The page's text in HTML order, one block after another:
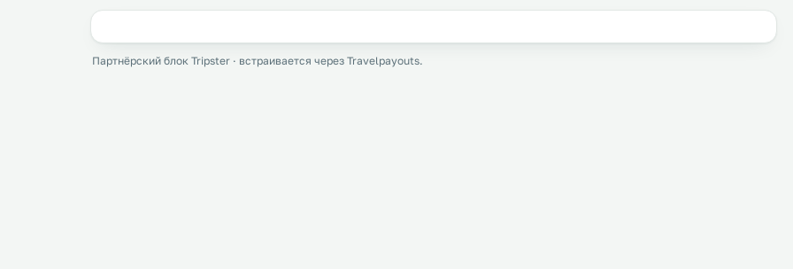
Партнёрский блок Tripster · встраивается через Travelpayouts.